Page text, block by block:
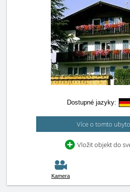
Dostupné jazyky:
Více o tomto
Vložit objekt do
Kamera